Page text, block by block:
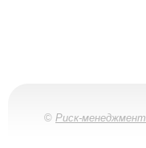
© Риск-менеджмент